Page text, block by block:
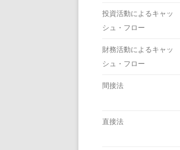
投資活動によるキャッ
シュ・フロー
財務活動によるキャッ
シュ・フロー
間接法
直接法